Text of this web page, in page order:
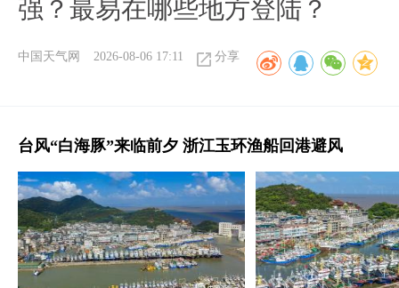
强？最易在哪些地方登陆？
中国天气网 2026-08-06 17:11 分享
台风“白海豚”来临前夕 浙江玉环渔船回港避风